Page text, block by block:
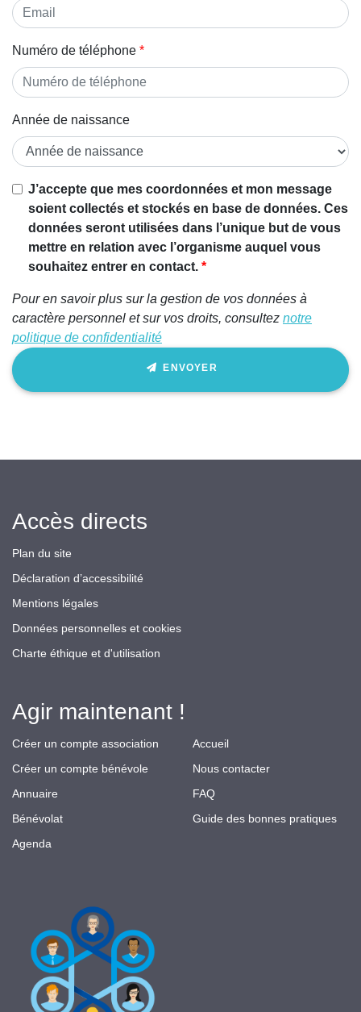
Numéro de téléphone
Année de naissance
J’accepte que mes coordonnées et mon message
soient collectés et stockés en base de données. Ces
données seront utilisées dans l’unique but de vous
mettre en relation avec l’organisme auquel vous
souhaitez entrer en contact.
Pour en savoir plus sur la gestion de vos données à
caractère personnel et sur vos droits, consultez notre
politique de confidentialité
ENVOYER
Accès directs
Plan du site
Déclaration d’accessibilité
Mentions légales
Données personnelles et cookies
Charte éthique et d'utilisation
Agir maintenant !
Créer un compte association
Créer un compte bénévole
Annuaire
Bénévolat
Agenda
Accueil
Nous contacter
FAQ
Guide des bonnes pratiques